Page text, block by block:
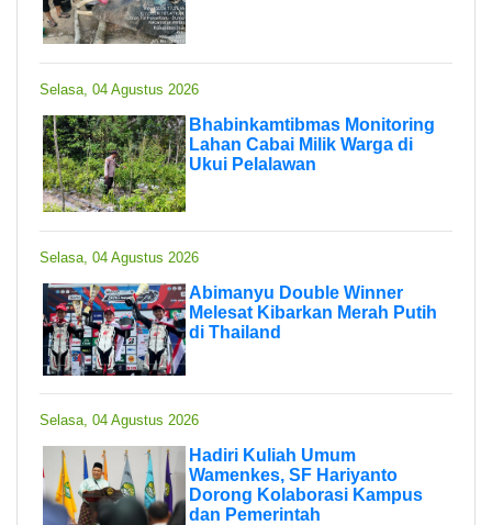
Selasa, 04 Agustus 2026
Bhabinkamtibmas Monitoring
Lahan Cabai Milik Warga di
Ukui Pelalawan
Selasa, 04 Agustus 2026
Abimanyu Double Winner
Melesat Kibarkan Merah Putih
di Thailand
Selasa, 04 Agustus 2026
Hadiri Kuliah Umum
Wamenkes, SF Hariyanto
Dorong Kolaborasi Kampus
dan Pemerintah